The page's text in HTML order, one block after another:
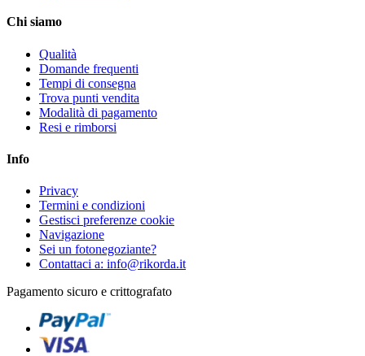
Chi siamo
Qualità
Domande frequenti
Tempi di consegna
Trova punti vendita
Modalità di pagamento
Resi e rimborsi
Info
Privacy
Termini e condizioni
Gestisci preferenze cookie
Navigazione
Sei un fotonegoziante?
Contattaci a: info@rikorda.it
Pagamento sicuro e crittografato